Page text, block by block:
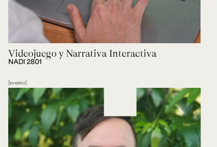
Videojuego y Narrativa Interactiva
NADI 2801
evento